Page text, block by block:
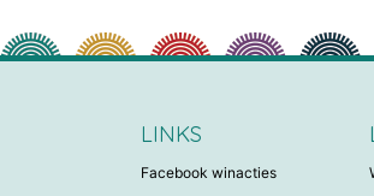
LINKS
Facebook winacties